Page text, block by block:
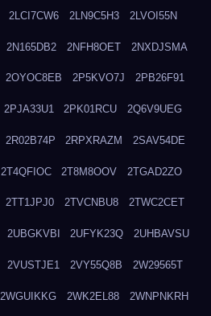
2LCI7CW6 2LN9C5H3 2LVOI55N
2N165DB2 2NFH8OET 2NXDJSMA
2OYOC8EB 2P5KVO7J 2PB26F91
2PJA33U1 2PK01RCU 2Q6V9UEG
2R02B74P 2RPXRAZM 2SAV54DE
2T4QFIOC 2T8M8OOV 2TGAD2ZO
2TT1JPJ0 2TVCNBU8 2TWC2CET
2UBGKVBI 2UFYK23Q 2UHBAVSU
2VUSTJE1 2VY55Q8B 2W29565T
2WGUIKKG 2WK2EL88 2WNPNKRH